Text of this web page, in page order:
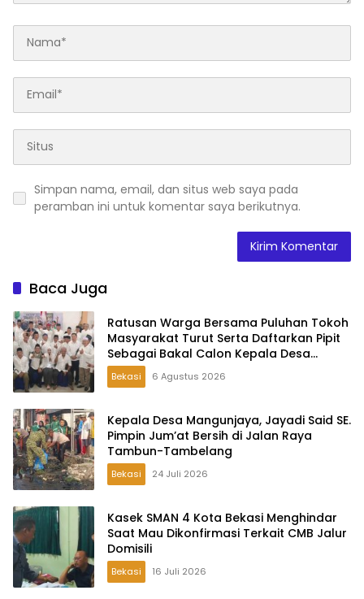
Simpan nama, email, dan situs web saya pada
peramban ini untuk komentar saya berikutnya.
Baca Juga
Ratusan Warga Bersama Puluhan Tokoh
Masyarakat Turut Serta Daftarkan Pipit
Sebagai Bakal Calon Kepala Desa
Lambangsari
Bekasi 6 Agustus 2026
Kepala Desa Mangunjaya, Jayadi Said SE.
Pimpin Jum’at Bersih di Jalan Raya
Tambun-Tambelang
Bekasi 24 Juli 2026
Kasek SMAN 4 Kota Bekasi Menghindar
Saat Mau Dikonfirmasi Terkait CMB Jalur
Domisili
Bekasi 16 Juli 2026